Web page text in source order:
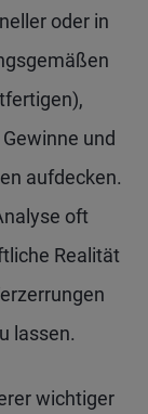
oder in
und
aufdecken.
oft
Realität
lassen.
wichtiger